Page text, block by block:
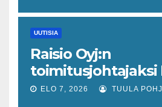
piristymistä
UUTISIA
Raisio Oyj:n
toimitusjohtajaksi
ELO 7, 2026 TUULA